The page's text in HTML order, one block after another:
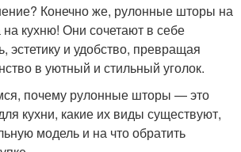
Конечно же, рулонные шторы на
кухню! Они сочетают в себе
эстетику и удобство, превращая
в уютный и стильный уголок.
почему рулонные шторы — это
кухни, какие их виды существуют,
модель и на что обратить